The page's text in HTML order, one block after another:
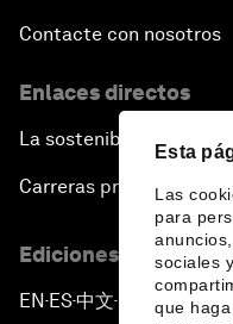
Esta
Las
para
sociales
que
Contacte con nosotros
Enlaces directos
La sostenibilidad en el
Carreras profesionales
Ediciones en otros
EN ▪ ES▪中文▪ 日本語